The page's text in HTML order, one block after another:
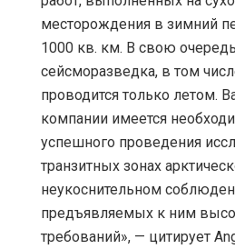
месторождения в зимний
1000 кв. км. В свою
сейсморазведка, в том
проводится только летом.
компании имеется
успешного проведения
транзитных зонах
неукоснительном
предъявляемых к ним
требований», — цитирует